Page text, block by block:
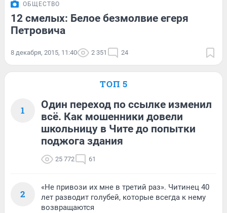
ОБЩЕСТВО
12 смелых: Белое безмолвие егеря
Петровича
8 декабря, 2015, 11:40 2 351 24
ТОП 5
1
Один переход по ссылке изменил
всё. Как мошенники довели
школьницу в Чите до попытки
поджога здания
25 772 61
2
«Не привози их мне в третий раз». Читинец 40
лет разводит голубей, которые всегда к нему
возвращаются